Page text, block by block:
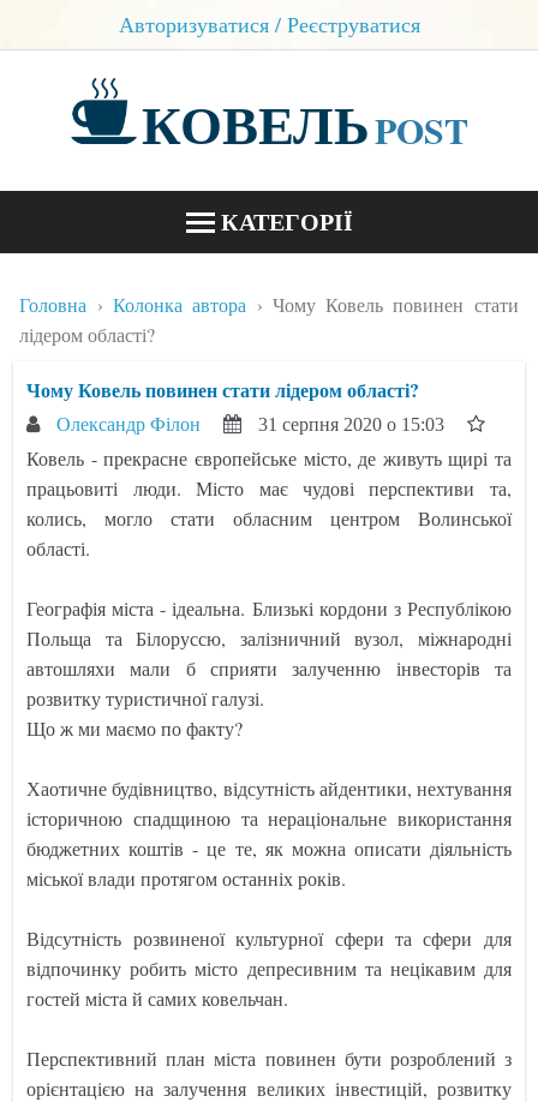
Авторизуватися / Реєструватися
КОВЕЛЬPOST
КАТЕГОРІЇ
КОНТАКТИ
Головна Колонка автора
Чому Ковель повинен стати
лідером області?
Чому Ковель повинен стати лідером області?
Олександр Філон 31 серпня 2020 о 15:03
Ковель - прекрасне європейське місто, де живуть щирі та
працьовиті люди. Місто має чудові перспективи та,
колись, могло стати обласним центром Волинської
області.
Географія міста - ідеальна. Близькі кордони з Республікою
Польща та Білоруссю, залізничний вузол, міжнародні
автошляхи мали б сприяти залученню інвесторів та
розвитку туристичної галузі.
Що ж ми маємо по факту?
Хаотичне будівництво, відсутність айдентики, нехтування
історичною спадщиною та нераціональне використання
бюджетних коштів - це те, як можна описати діяльність
міської влади протягом останніх років.
Відсутність розвиненої культурної сфери та сфери для
відпочинку робить місто депресивним та нецікавим для
гостей міста й самих ковельчан.
Перспективний план міста повинен бути розроблений з
орієнтацією на залучення великих інвестицій, розвитку